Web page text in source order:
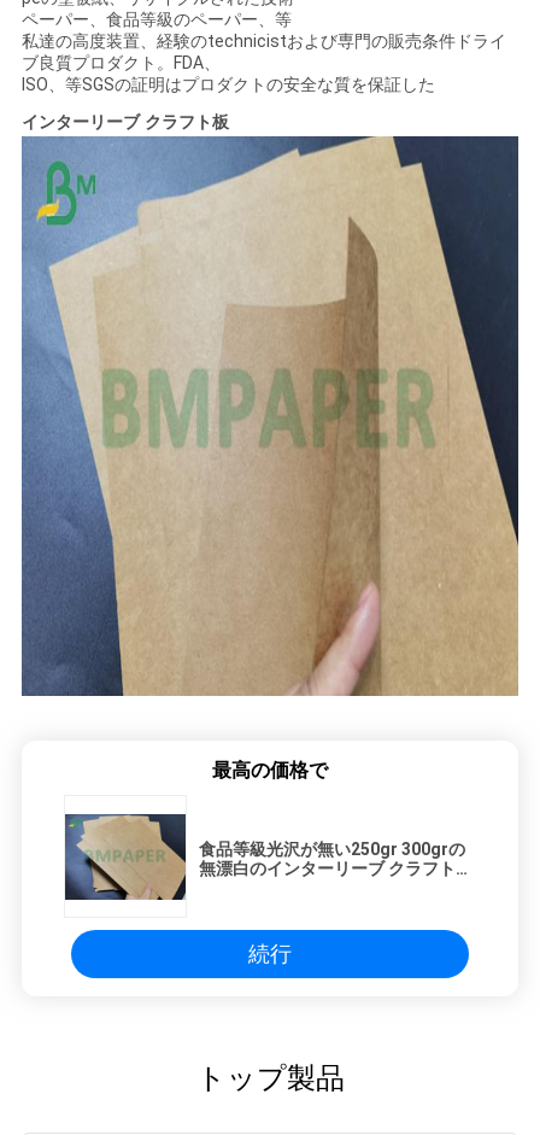
ペーパー、食品等級のペーパー、等
私達の高度装置、経験のtechnicistおよび専門の販売条件ドライ
ブ良質プロダクト。FDA、
ISO、等SGSの証明はプロダクトの安全な質を保証した
インターリーブ クラフト板
最高の価格で
食品等級光沢が無い250gr 300grの
無漂白のインターリーブ クラフトの
続行
トップ製品